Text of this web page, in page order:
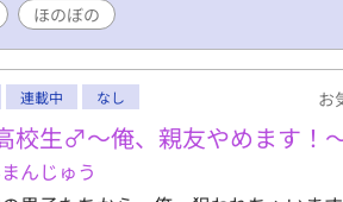
ほのぼの
連載中 なし お
校生♂〜俺、親友やめます！
んじゅう